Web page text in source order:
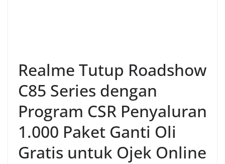
Realme Tutup Roadshow
C85 Series dengan
Program CSR Penyaluran
1.000 Paket Ganti Oli
Gratis untuk Ojek Online